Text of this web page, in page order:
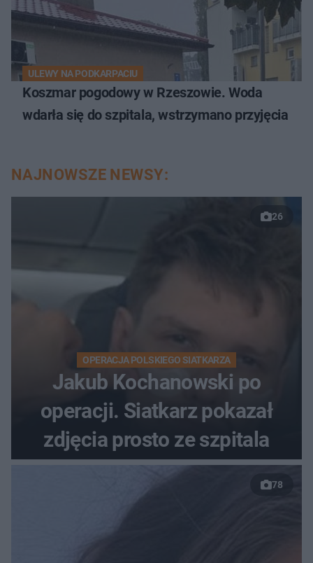
ULEWY NA PODKARPACIU
Koszmar pogodowy w Rzeszowie. Woda
wdarła się do szpitala, wstrzymano przyjęcia
NAJNOWSZE NEWSY:
26
OPERACJA POLSKIEGO SIATKARZA
Jakub Kochanowski po
operacji. Siatkarz pokazał
zdjęcia prosto ze szpitala
78